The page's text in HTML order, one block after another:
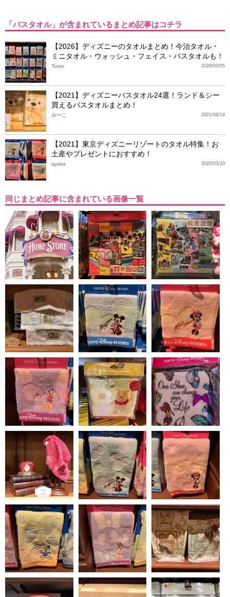
「バスタオル」が含まれているまとめ記事はコチラ
【2026】ディズニーのタオルまとめ！今治タオル・
ミニタオル・ウォッシュ・フェイス・バスタオルも！
2026/02/05
Tomo
【2021】ディズニーバスタオル24選！ランド＆シー
買えるバスタオルまとめ！
2021/06/14
みーこ
【2021】東京ディズニーリゾートのタオル特集！お
土産やプレゼントにおすすめ！
2020/03/20
ayaka
同じまとめ記事に含まれている画像一覧